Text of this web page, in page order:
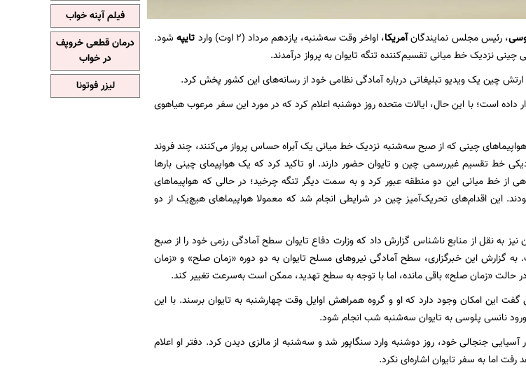
، رئیس مجلس نمایندگانآمریکا، اواخر وقت سه‌شنبه، یازدهم مرداد (۲ اوت)‌ وارد تایپهشود.
نزدیک خط میانی تقسیم‌کننده تنگه تایوان به پرواز درآمدند.
ارتش چین یک ویدیو تبلیغاتی درباره آمادگی نظامی خود از رسانه‌های این کشور پخش کرد.
داده است؛ با این حال، ایالات متحده روز دوشنبه اعلام کرد که در مورد این سفر مرعوب هیاهوی
هواپیماهای چینی که از صبح سه‌شنبه نزدیک خط میانی یک آبراه حساس پرواز می‌کنند، چند فروند
خط تقسیم غیررسمی چین و تایوان حضور دارند. او تاکید کرد که یک هواپیمای چینی بارها
از خط میانی این دو منطقه عبور کرد و به سمت دیگر تنگه چرخید؛ در حالی که هواپیماهای
این اقدام‌های تحریک‌آمیز چین در شرایطی انجام شد که معمولا هواپیماهای هیچ‌یک از دو
به نقل از منابع ناشناس گزارش داد که وزارت دفاع تایوان سطح آمادگی رزمی خود را از صبح
گزارش این خبرگزاری، سطح آمادگی نیروهای مسلح تایوان به دو دوره «زمان صلح» و «زمان
«زمان صلح» باقی مانده، اما با توجه به سطح تهدید، ممکن است به‌سرعت تغییر کند.
گفت این امکان وجود دارد که او و گروه همراهش اوایل وقت چهارشنبه به تایوان برسند. با این
نانسی پلوسی به تایوان سه‌شنبه شب انجام شود.
جنجالی خود، روز دوشنبه وارد سنگاپور شد و سه‌شنبه از مالزی دیدن کرد. دفتر او اعلام
اما به سفر تایوان اشاره‌ای نکرد.
فیلم آپنه خواب
درمان قطعی خروپف
در خواب
لیزر فوتونا